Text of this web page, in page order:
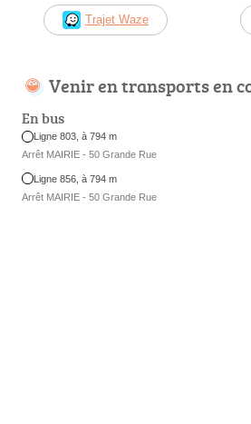
Trajet Waze
Venir en transports en
En bus
Ligne 803, à 794 m
Arrêt MAIRIE - 50 Grande Rue
Ligne 856, à 794 m
Arrêt MAIRIE - 50 Grande Rue